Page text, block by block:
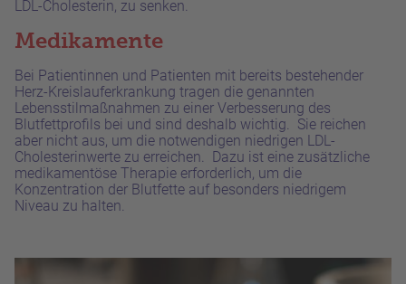
LDL-Cholesterin, zu senken.
Medikamente
Bei Patientinnen und Patienten mit bereits bestehender
Herz-Kreislauferkrankung tragen die genannten
Lebensstilmaßnahmen zu einer Verbesserung des
Blutfettprofils bei und sind deshalb wichtig. Sie reichen
aber nicht aus, um die notwendigen niedrigen LDL-
Cholesterinwerte zu erreichen. Dazu ist eine zusätzliche
medikamentöse Therapie erforderlich, um die
Konzentration der Blutfette auf besonders niedrigem
Niveau zu halten.